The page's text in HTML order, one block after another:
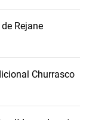
Rejane
Churrasco